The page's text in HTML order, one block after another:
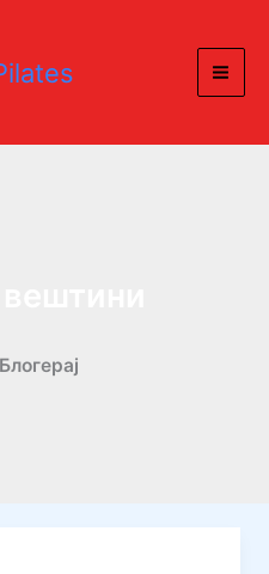
Блогерај